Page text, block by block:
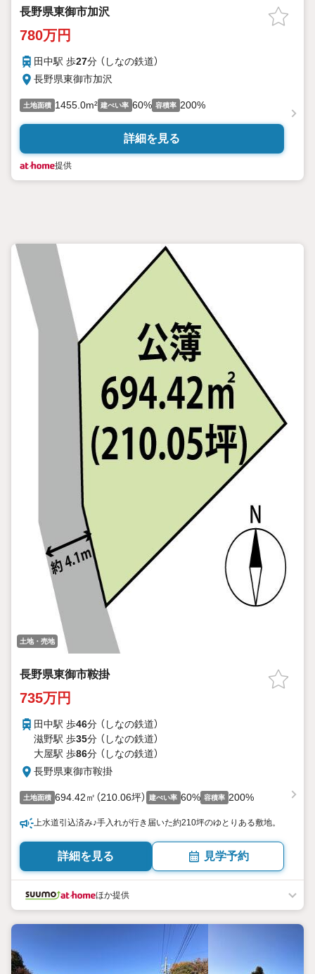
長野県東御市加沢
780万円
田中駅 歩27分 （しなの鉄道）
長野県東御市加沢
土地面積 1455.0m² 建ぺい率 60% 容積率 200%
詳細を見る
提供
土地・売地
長野県東御市鞍掛
735万円
田中駅 歩46分 （しなの鉄道）
滋野駅 歩35分 （しなの鉄道）
大屋駅 歩86分 （しなの鉄道）
長野県東御市鞍掛
土地面積 694.42㎡（210.06坪） 建ぺい率 60% 容積率 200%
上水道引込済み♪手入れが行き届いた約210坪のゆとりある敷地。
詳細を見る 見学予約
ほか提供